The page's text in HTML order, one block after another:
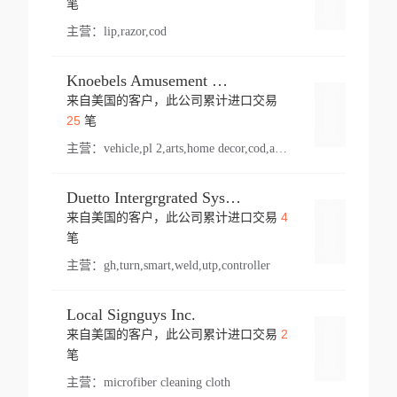
笔
主营： lip,razor,cod
Knoebels Amusement Resort
来自美国的客户，此公司累计进口交易
25笔
主营： vehicle,pl 2,arts,home decor,cod,amusement ride,sea
Duetto Intergrgrated Systems Inc.
来自美国的客户，此公司累计进口交易 4
笔
主营： gh,turn,smart,weld,utp,controller
Local Signguys Inc.
来自美国的客户，此公司累计进口交易 2
笔
主营： microfiber cleaning cloth